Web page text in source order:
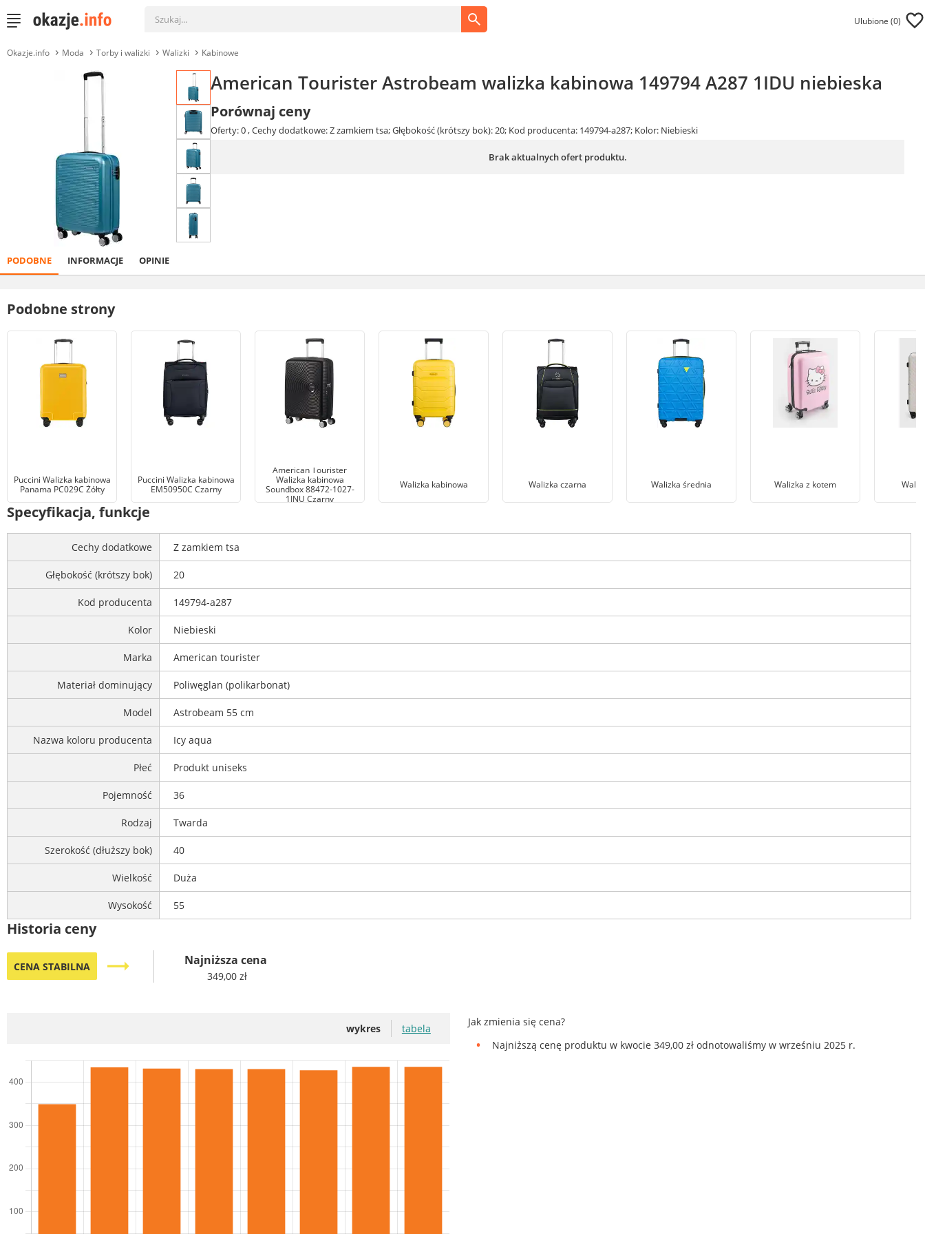
Ulubione (0)
Okazje.info Moda Torby i walizki Walizki Kabinowe
American Tourister Astrobeam walizka kabinowa 149794 A287 1IDU niebieska
Porównaj ceny
Oferty: 0, Cechy dodatkowe: Z zamkiem tsa; Głębokość (krótszy bok): 20; Kod producenta: 149794-a287; Kolor: Niebieski
Brak aktualnych ofert produktu.
PODOBNE INFORMACJE OPINIE
Podobne strony
Puccini Walizka kabinowa
Panama PC029C Żółty
Puccini Walizka kabinowa
EM50950C Czarny
American Tourister
Walizka kabinowa
Soundbox 88472-1027-
1INU Czarny
Walizka kabinowa Walizka czarna Walizka średnia Walizka z kotem
Specyfikacja, funkcje
Cechy dodatkowe Z zamkiem tsa
Głębokość (krótszy bok) 20
Kod producenta 149794-a287
Kolor Niebieski
Marka American tourister
Materiał dominujący Poliwęglan (polikarbonat)
Model Astrobeam 55 cm
Nazwa koloru producenta Icy aqua
Płeć Produkt uniseks
Pojemność 36
Rodzaj Twarda
Szerokość (dłuższy bok) 40
Wielkość Duża
Wysokość 55
Historia ceny
CENA STABILNA trending_flat Najniższa cena
349,00 zł
wykres tabela
Jak zmienia się cena?
Najniższą cenę produktu w kwocie 349,00 zł odnotowaliśmy w wrześniu 2025 r.